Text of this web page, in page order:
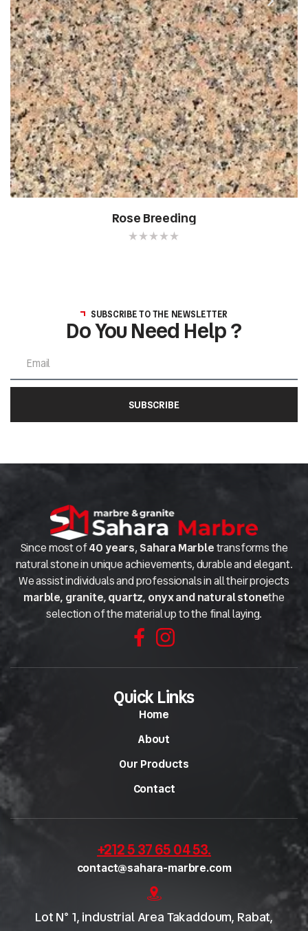
Rose Breeding
SUBSCRIBE TO THE NEWSLETTER
Do You Need Help ?
SUBSCRIBE
Since most of40 years,Sahara Marbletransforms the
natural stone in unique achievements, durable and elegant.
We assist individuals and professionals in all their projects
marble, granite, quartz, onyx and natural stonethe
selection of the material up to the final laying.
Quick Links
Home
About
Our Products
Contact
+212 5 37 65 04 53.
contact@sahara-marbre.com
Lot N° 1, industrial Area Takaddoum, Rabat,